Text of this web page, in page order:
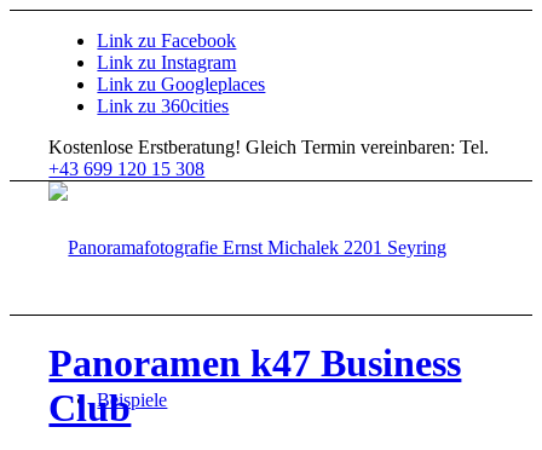
Link zu Facebook
Link zu Instagram
Link zu Googleplaces
Link zu 360cities
Kostenlose Erstberatung! Gleich Termin vereinbaren: Tel.
+43 699 120 15 308
Beispiele
Panoramen k47 Business
Club